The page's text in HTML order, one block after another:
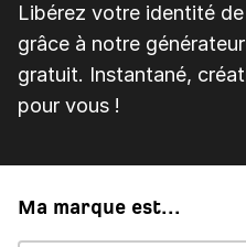
Libérez votre identité
grâce à notre
gratuit. Instantané,
pour vous !
Ma marque est...